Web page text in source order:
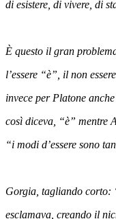
di esistere, di vivere, di
È questo il gran
l’essere “è”, il non
invece per Platone anche
così diceva, “è” mentre
“i modi d’essere sono
Gorgia, tagliando corto:
esclamava, creando il